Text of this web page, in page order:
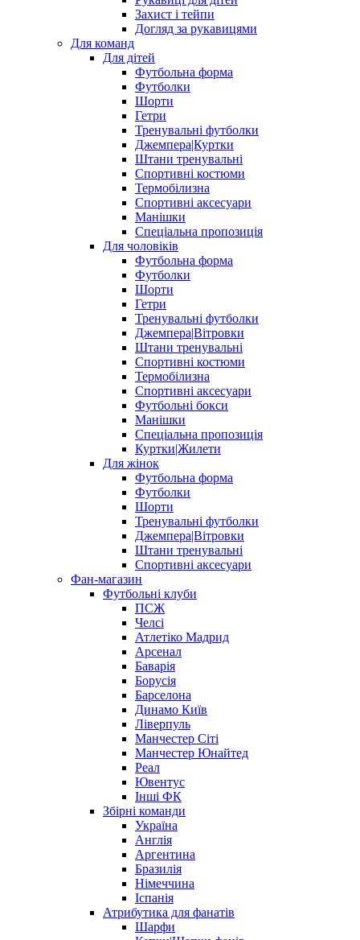
Захист і тейпи
Догляд за рукавицями
Для команд
Для дітей
Футбольна форма
Футболки
Шорти
Гетри
Тренувальні футболки
Джемпера|Куртки
Штани тренувальні
Спортивні костюми
Термобілизна
Спортивні аксесуари
Манішки
Спеціальна пропозиція
Для чоловіків
Футбольна форма
Футболки
Шорти
Гетри
Тренувальні футболки
Джемпера|Вітровки
Штани тренувальні
Спортивні костюми
Термобілизна
Спортивні аксесуари
Футбольні бокси
Манішки
Спеціальна пропозиція
Куртки|Жилети
Для жінок
Футбольна форма
Футболки
Шорти
Тренувальні футболки
Джемпера|Вітровки
Штани тренувальні
Спортивні аксесуари
Фан-магазин
Футбольні клуби
ПСЖ
Челсі
Атлетіко Мадрид
Арсенал
Баварія
Борусія
Барселона
Динамо Київ
Ліверпуль
Манчестер Сіті
Манчестер Юнайтед
Реал
Ювентус
Інші ФК
Збірні команди
Україна
Англія
Аргентина
Бразилія
Німеччина
Іспанія
Атрибутика для фанатів
Шарфи